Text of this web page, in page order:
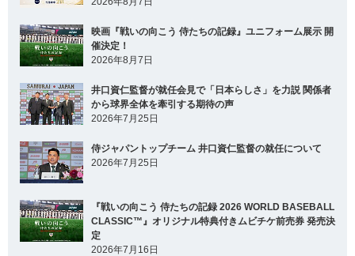
映画『戦いの向こう 侍たちの記録』ユニフォーム展示 開
催決定！
2026年8月7日
井口資仁監督が就任会見で「日本らしさ」を力説 関係者
から球界全体を牽引する期待の声
2026年7月25日
侍ジャパントップチーム 井口資仁監督の就任について
2026年7月25日
『戦いの向こう 侍たちの記録 2026 WORLD BASEBALL
CLASSIC™』オリジナル特典付きムビチケ前売券 発売決
定
2026年7月16日